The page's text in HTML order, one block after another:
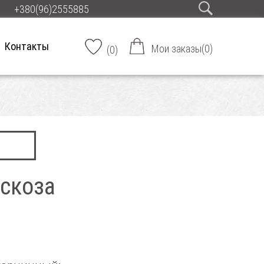
+380(96)2555885
Контакты (0) Мои заказы(0)